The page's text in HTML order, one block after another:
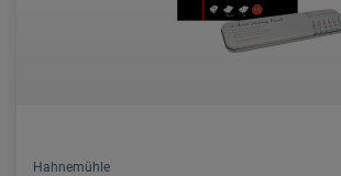
Hahnemühle